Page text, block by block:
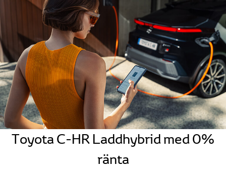
Toyota C-HR Laddhybrid med 0%
ränta